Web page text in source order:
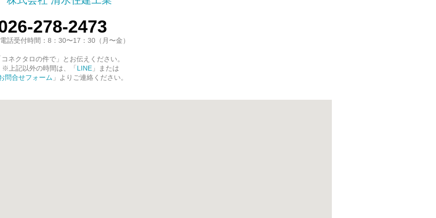
278-2473
電話受付時間：8：30〜17：30（月〜金）
コネクタロの件で」とお伝えください。
※上記以外の時間は、「 LINE」または
問合せフォーム 」よりご連絡ください。